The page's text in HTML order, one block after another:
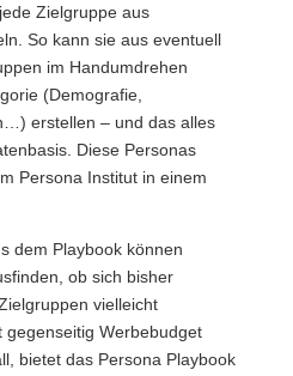
Zielgruppe aus
So kann sie aus eventuell
im Handumdrehen
(Demografie,
erstellen – und das alles
Diese Personas
Persona Institut in einem
dem Playbook können
ob sich bisher
vielleicht
gegenseitig Werbebudget
bietet das Persona Playbook